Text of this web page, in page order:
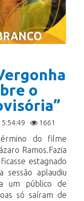
o
1661
do filme
Ramos.Fazia
estagnado
aplaudiu
um público de
só saíram de